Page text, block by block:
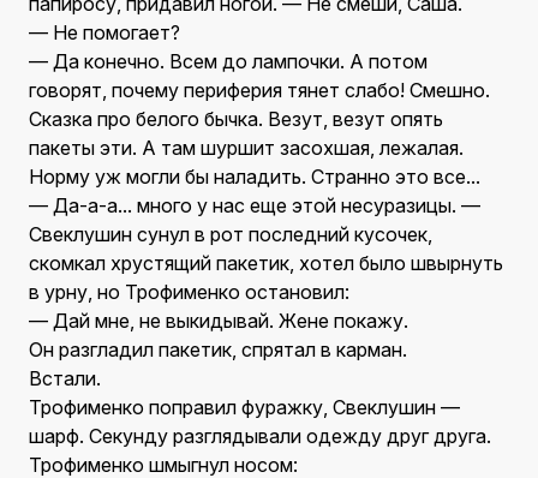
— Не помогает?
— Да конечно. Всем до лампочки. А потом
говорят, почему периферия тянет слабо! Смешно.
Сказка про белого бычка. Везут, везут опять
пакеты эти. А там шуршит засохшая, лежалая.
Норму уж могли бы наладить. Странно это все...
— Да-а-а... много у нас еще этой несуразицы. —
Свеклушин сунул в рот последний кусочек,
скомкал хрустящий пакетик, хотел было швырнуть
в урну, но Трофименко остановил:
— Дай мне, не выкидывай. Жене покажу.
Он разгладил пакетик, спрятал в карман.
Встали.
Трофименко поправил фуражку, Свеклушин —
шарф. Секунду разглядывали одежду друг друга.
Трофименко шмыгнул носом: